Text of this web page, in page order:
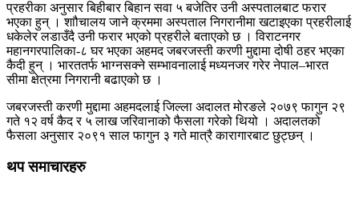
प्रहरीका अनुसार बिहीबार बिहान सवा ५ बजेतिर उनी अस्पतालबाट फरार
भएका हुन् । शाौचालय जाने क्रममा अस्पताल निगरानीमा खटाइएका प्रहरीलाई
धकेलेर लडाउँदै उनी फरार भएको प्रहरीले बताएको छ । विराटनगर
महानगरपालिका-८ घर भएका अहमद जबरजस्ती करणी मुद्दामा दोषी ठहर भएका
कैदी हुन् । भारततर्फ भाग्नसक्ने सम्भावनालाई मध्यनजर गरेर नेपाल–भारत
सीमा क्षेत्रमा निगरानी बढाएको छ ।
जबरजस्ती करणी मुद्दामा अहमदलाई जिल्ला अदालत मोरङले २०७९ फागुन २९
गते १२ वर्ष कैद र ५ लाख जरिवानाको फैसला गरेको थियो । अदालतको
फैसला अनुसार २०९१ साल फागुन ३ गते मात्रै कारागारबाट छुट्छन् ।
थप समाचारहरु